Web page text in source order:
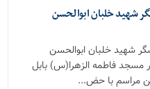
شهید خلبان ابوالحسن
شهید خلبان ابوالحسن
مسجد فاطمه الزهرا(س) بابل
مراسم با حض...